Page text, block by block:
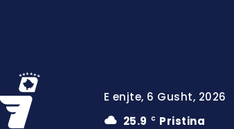
E enjte, 6 Gusht, 2026
25.9
C Pristina